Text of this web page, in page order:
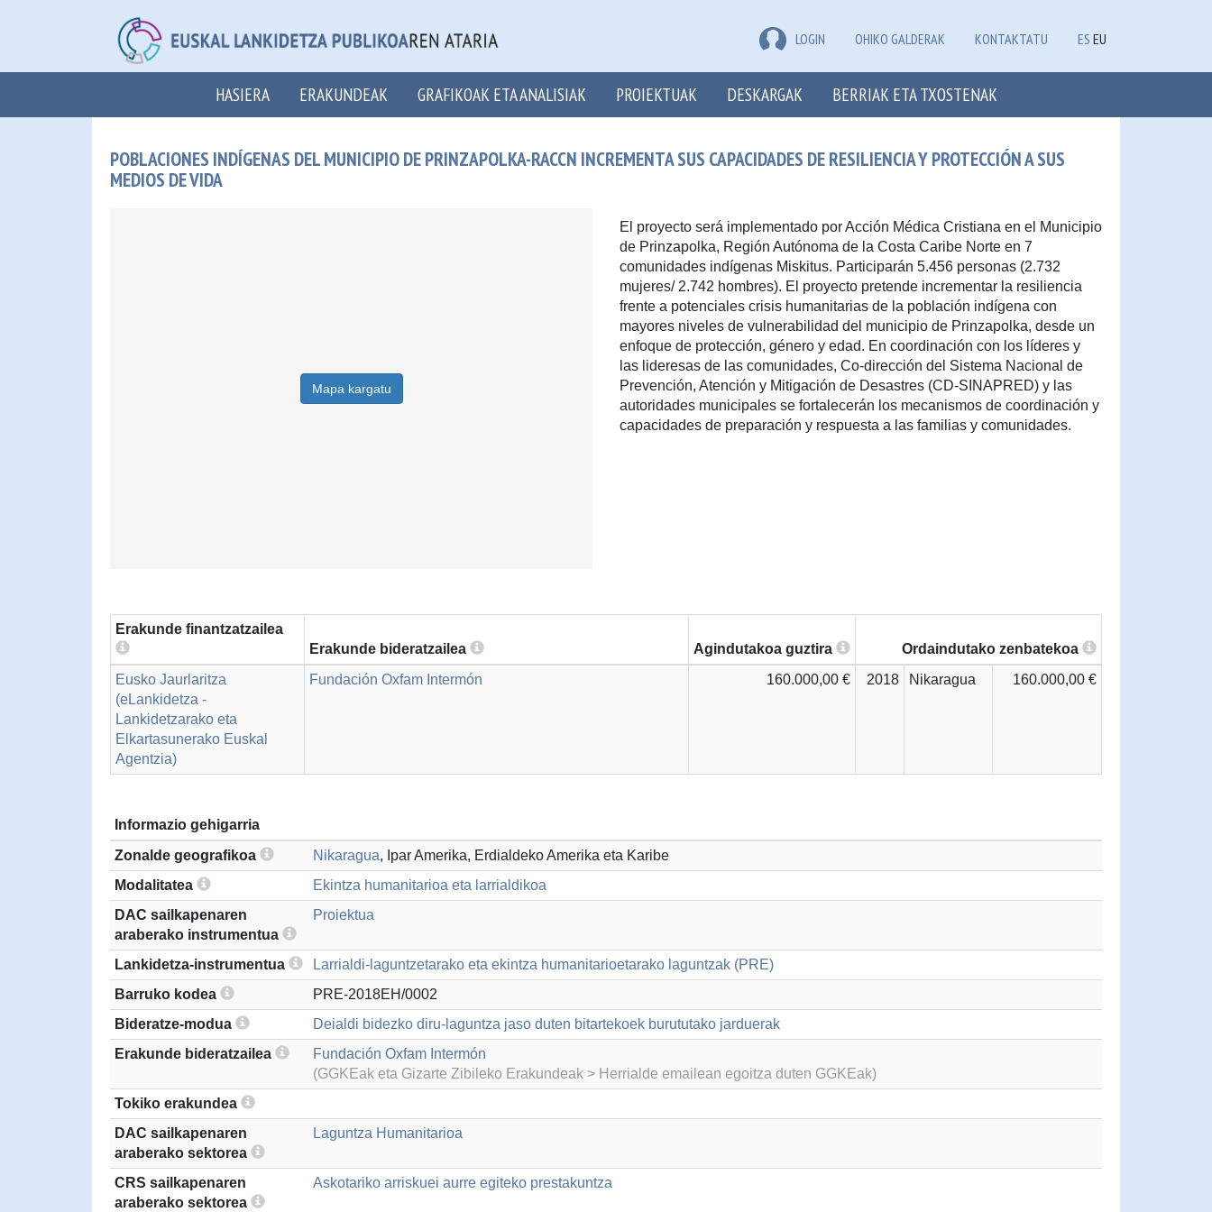
LOGIN OHIKO GALDERAK KONTAKTATU ES EU
HASIERA ERAKUNDEAK GRAFIKOAK ETA ANALISIAK PROIEKTUAK DESKARGAK BERRIAK ETA TXOSTENAK
POBLACIONES INDÍGENAS DEL MUNICIPIO DE PRINZAPOLKA-RACCN INCREMENTA SUS CAPACIDADES DE RESILIENCIA Y PROTECCIÓN A SUS
MEDIOS DE VIDA
Mapa kargatu
El proyecto será implementado por Acción Médica Cristiana en el Municipio
de Prinzapolka, Región Autónoma de la Costa Caribe Norte en 7
comunidades indígenas Miskitus. Participarán 5.456 personas (2.732
mujeres/ 2.742 hombres). El proyecto pretende incrementar la resiliencia
frente a potenciales crisis humanitarias de la población indígena con
mayores niveles de vulnerabilidad del municipio de Prinzapolka, desde un
enfoque de protección, género y edad. En coordinación con los líderes y
las lideresas de las comunidades, Co-dirección del Sistema Nacional de
Prevención, Atención y Mitigación de Desastres (CD-SINAPRED) y las
autoridades municipales se fortalecerán los mecanismos de coordinación y
capacidades de preparación y respuesta a las familias y comunidades.
Erakunde finantzatzailea
Erakunde bideratzailea
Agindutakoa guztira
Ordaindutako zenbatekoa
Eusko Jaurlaritza
(eLankidetza -
Lankidetzarako eta
Elkartasunerako Euskal
Agentzia)
Fundación Oxfam Intermón 160.000,00 € 2018 Nikaragua 160.000,00 €
Informazio gehigarria
Zonalde geografikoa
Nikaragua, Ipar Amerika, Erdialdeko Amerika eta Karibe
Modalitatea
Ekintza humanitarioa eta larrialdikoa
DAC sailkapenaren
araberako instrumentua
Proiektua
Lankidetza-instrumentua
Larrialdi-laguntzetarako eta ekintza humanitarioetarako laguntzak (PRE)
Barruko kodea
PRE-2018EH/0002
Bideratze-modua
Deialdi bidezko diru-laguntza jaso duten bitartekoek burututako jarduerak
Erakunde bideratzailea
Fundación Oxfam Intermón
(GGKEak eta Gizarte Zibileko Erakundeak > Herrialde emailean egoitza duten GGKEak)
Tokiko erakundea
DAC sailkapenaren
araberako sektorea
Laguntza Humanitarioa
CRS sailkapenaren
araberako sektorea
Askotariko arriskuei aurre egiteko prestakuntza